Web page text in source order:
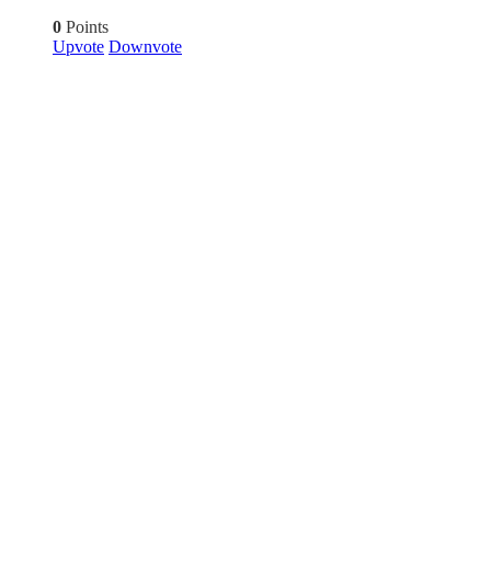
0 Points
Upvote Downvote